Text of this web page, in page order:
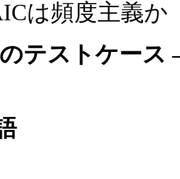
頻度主義か
テストケース